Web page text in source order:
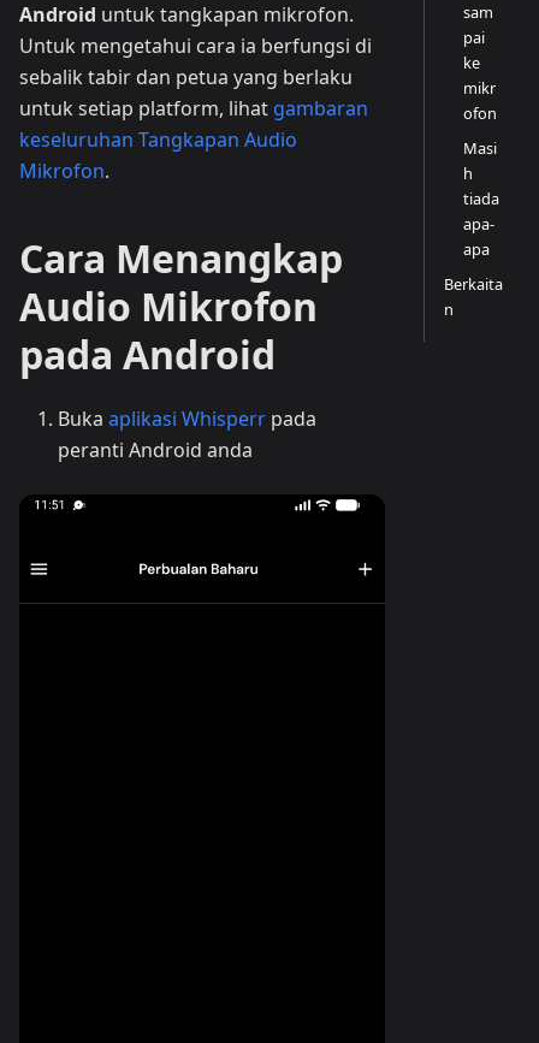
Android untuk tangkapan mikrofon.
Untuk mengetahui cara ia berfungsi di
sebalik tabir dan petua yang berlaku
untuk setiap platform, lihat gambaran
keseluruhan Tangkapan Audio
Mikrofon.
Cara Menangkap
Audio Mikrofon
pada Android
Buka aplikasi Whisperr pada
peranti Android anda
sam
pai
ke
mikr
ofon
Masi
h
tiada
apa-
apa
Berkaita
n